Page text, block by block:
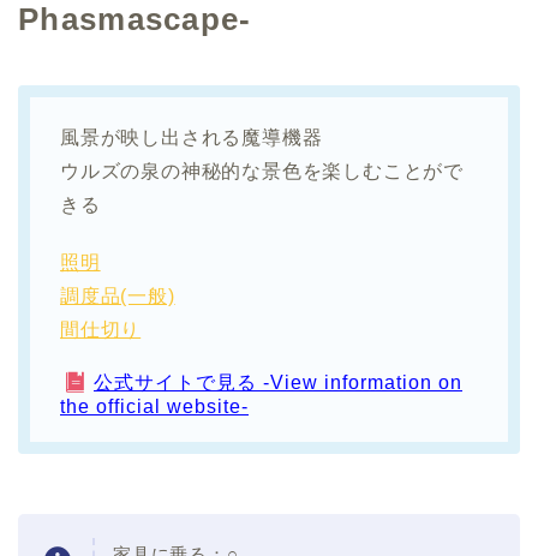
Phasmascape-
風景が映し出される魔導機器
ウルズの泉の神秘的な景色を楽しむことがで
きる
照明
調度品(一般)
間仕切り
公式サイトで見る -View information on
the official website-